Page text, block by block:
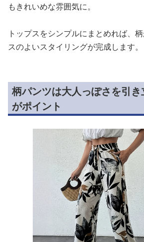
もきれいめな雰囲気に。
トップスをシンプルにまとめれば、
スのよいスタイリングが完成します。
柄パンツは大人っぽさを引
がポイント